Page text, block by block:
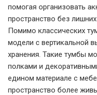
помогая организовать
пространство без
Помимо классических
модели с вертикальной
хранения. Такие тумбы
полками и
едином материале с
пространство более